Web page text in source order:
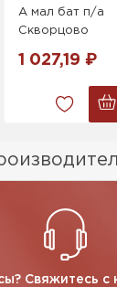
А мал бат п/а
Скворцово
1 027,19 ₽
Свяжитесь с